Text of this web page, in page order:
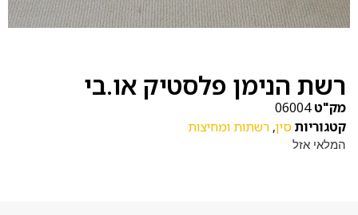
רשת הנימן פלסטיק או.בי
מק"ט06004
קטגוריותסין, רשתות ומחיצות
המלאי אזל